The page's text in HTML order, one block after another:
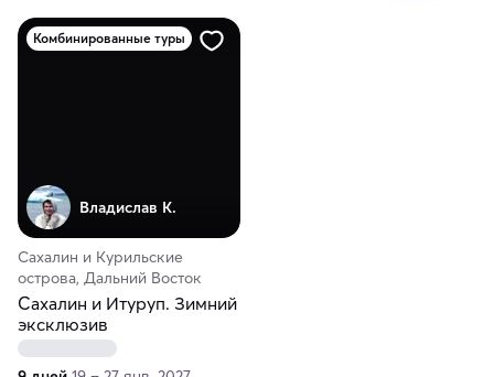
Комбинированные туры
Владислав К.
Сахалин и Курильские
острова, Дальний Восток
Сахалин и Итуруп. Зимний
эксклюзив